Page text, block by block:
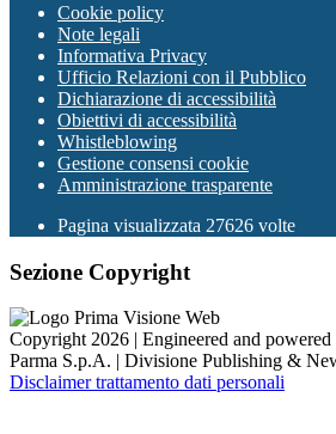
Cookie policy
Note legali
Informativa Privacy
Ufficio Relazioni con il Pubblico
Dichiarazione di accessibilità
Obiettivi di accessibilità
Whistleblowing
Gestione consensi cookie
Amministrazione trasparente
Pagina visualizzata 27626 volte
Sezione Copyright
Copyright 2026 | Engineered and
Parma S.p.A. | Divisione Publishing &
Disclaimer trattamento dati personali